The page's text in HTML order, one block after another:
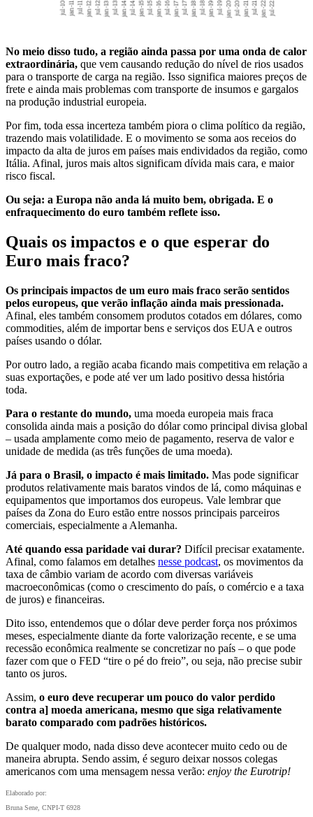
No meio disso tudo, a região ainda passa por uma onda de calor
extraordinária, que vem causando redução do nível de rios usados
para o transporte de carga na região. Isso significa maiores preços de
frete e ainda mais problemas com transporte de insumos e gargalos
na produção industrial europeia.
Por fim, toda essa incerteza também piora o clima político da região,
trazendo mais volatilidade. E o movimento se soma aos receios do
impacto da alta de juros em países mais endividados da região, como
Itália. Afinal, juros mais altos significam dívida mais cara, e maior
risco fiscal.
Ou seja: a Europa não anda lá muito bem, obrigada. E o
enfraquecimento do euro também reflete isso.
Quais os impactos e o que esperar do
Euro mais fraco?
Os principais impactos de um euro mais fraco serão sentidos
pelos europeus, que verão inflação ainda mais pressionada.
Afinal, eles também consomem produtos cotados em dólares, como
commodities, além de importar bens e serviços dos EUA e outros
países usando o dólar.
Por outro lado, a região acaba ficando mais competitiva em relação a
suas exportações, e pode até ver um lado positivo dessa história
toda.
Para o restante do mundo, uma moeda europeia mais fraca
consolida ainda mais a posição do dólar como principal divisa global
– usada amplamente como meio de pagamento, reserva de valor e
unidade de medida (as três funções de uma moeda).
Já para o Brasil, o impacto é mais limitado. Mas pode significar
produtos relativamente mais baratos vindos de lá, como máquinas e
equipamentos que importamos dos europeus. Vale lembrar que
países da Zona do Euro estão entre nossos principais parceiros
comerciais, especialmente a Alemanha.
Até quando essa paridade vai durar? Difícil precisar exatamente.
Afinal, como falamos em detalhes nesse podcast, os movimentos da
taxa de câmbio variam de acordo com diversas variáveis
macroeconômicas (como o crescimento do país, o comércio e a taxa
de juros) e financeiras.
Dito isso, entendemos que o dólar deve perder força nos próximos
meses, especialmente diante da forte valorização recente, e se uma
recessão econômica realmente se concretizar no país – o que pode
fazer com que o FED “tire o pé do freio”, ou seja, não precise subir
tanto os juros.
Assim, o euro deve recuperar um pouco do valor perdido
contra a] moeda americana, mesmo que siga relativamente
barato comparado com padrões históricos.
De qualquer modo, nada disso deve acontecer muito cedo ou de
maneira abrupta. Sendo assim, é seguro deixar nossos colegas
americanos com uma mensagem nessa verão: enjoy the Eurotrip!
Elaborado por:
Bruna Sene, CNPI-T 6928